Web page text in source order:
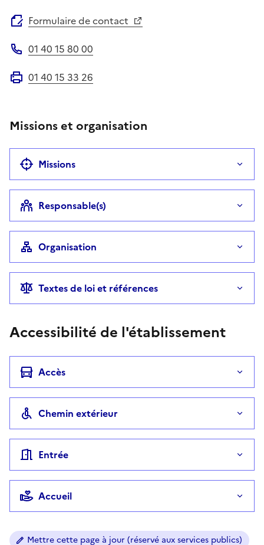
Formulaire de contact
01 40 15 80 00
01 40 15 33 26
Missions et organisation
Missions
Responsable(s)
Organisation
Textes de loi et références
Accessibilité de l'établissement
Accès
Chemin extérieur
Entrée
Accueil
Mettre cette page à jour (réservé aux services publics)